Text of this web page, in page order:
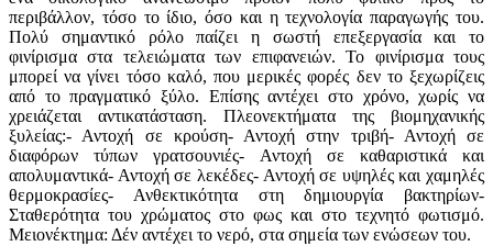
περιβάλλον, τόσο το ίδιο, όσο και η τεχνολογία παραγωγής του.
Πολύ σημαντικό ρόλο παίζει η σωστή επεξεργασία και το
φινίρισμα στα τελειώματα των επιφανειών. Το φινίρισμα τους
μπορεί να γίνει τόσο καλό, που μερικές φορές δεν το ξεχωρίζεις
από το πραγματικό ξύλο. Επίσης αντέχει στο χρόνο, χωρίς να
χρειάζεται αντικατάσταση. Πλεονεκτήματα της βιομηχανικής
ξυλείας:- Αντοχή σε κρούση- Αντοχή στην τριβή- Αντοχή σε
διαφόρων τύπων γρατσουνιές- Αντοχή σε καθαριστικά και
απολυμαντικά- Αντοχή σε λεκέδες- Αντοχή σε υψηλές και χαμηλές
θερμοκρασίες- Ανθεκτικότητα στη δημιουργία βακτηρίων-
Σταθερότητα του χρώματος στο φως και στο τεχνητό φωτισμό.
Μειονέκτημα: Δέν αντέχει το νερό, στα σημεία των ενώσεων του.